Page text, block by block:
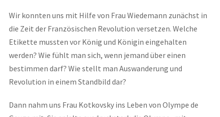
Wir konnten uns mit Hilfe von Frau Wiedemann zunächst in
die Zeit der Französischen Revolution versetzen. Welche
Etikette mussten vor König und Königin eingehalten
werden? Wie fühlt man sich, wenn jemand über einen
bestimmen darf? Wie stellt man Auswanderung und
Revolution in einem Standbild dar?
Dann nahm uns Frau Kotkovsky ins Leben von Olympe de